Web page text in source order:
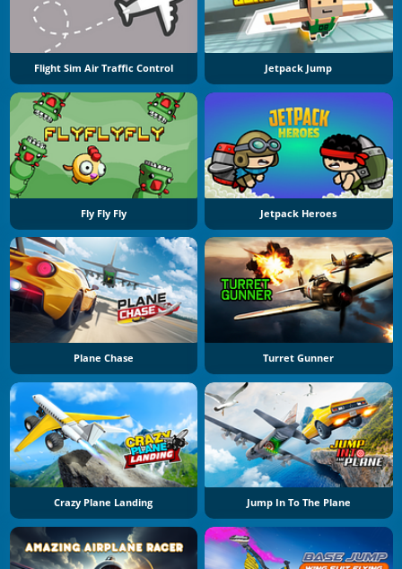
Flight Sim Air Traffic Control Jetpack Jump
Fly Fly Fly Jetpack Heroes
Plane Chase Turret Gunner
Crazy Plane Landing Jump In To The Plane